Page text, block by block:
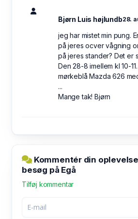
Bjørn Luis højlundb28.
jeg har mistet min pung.
på jeres ocver vågning
på jeres stander? Det er
Den 28-8 imellem kl 10-
mørkeblå Mazda 626
...
Mange tak! Bjørn
Kommentér din
besøg på Egå
Tilføj kommentar